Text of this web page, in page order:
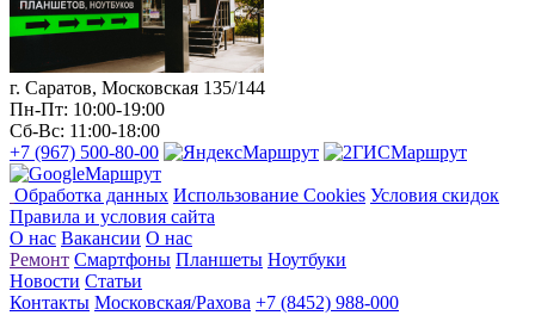
г. Саратов, Московская 135/144
Пн-Пт: 10:00-19:00
Сб-Вс: 11:00-18:00
+7 (967) 500-80-00
Маршрут
Маршрут
Маршрут
Обработка данных Использование Cookies Условия скидок
Правила и условия сайта
О нас Вакансии О нас
Ремонт Смартфоны Планшеты Ноутбуки
Новости Статьи
Контакты Московская/Рахова +7 (8452) 988-000